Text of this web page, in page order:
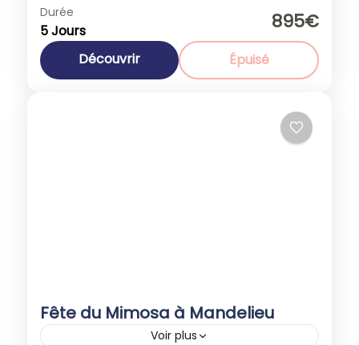
Italie
1-40 People
Durée
5 Jours 895€
Découvrir Épuisé
Fête du Mimosa à Mandelieu
Voir plus